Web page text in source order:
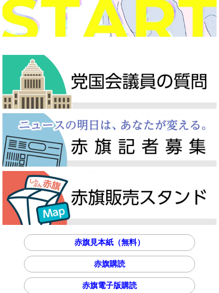
赤旗見本紙（無料）
赤旗購読
赤旗電子版購読